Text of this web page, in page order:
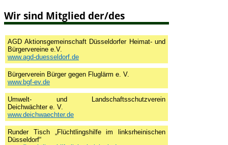
Wir sind Mitglied der/des
AGD Aktionsgemeinschaft Düsseldorfer Heimat- und
Bürgervereine e.V.
www.agd-duesseldorf.de
Bürgerverein Bürger gegen Fluglärm e. V.
www.bgf-ev.de
Umwelt- und Landschaftsschutzverein
Deichwächter e. V.
www.deichwaechter.de
Runder Tisch „Flüchtlingshilfe im linksrheinischen
Düsseldorf“